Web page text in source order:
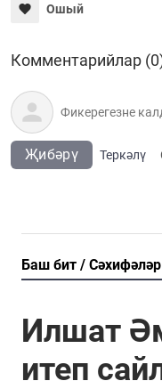
Ошый
Комментарийлар
Җибәрү Теркәлү
Баш бит Сәхифәләр
Илшат
итеп